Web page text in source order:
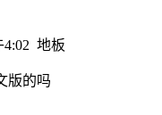
地板
版的吗